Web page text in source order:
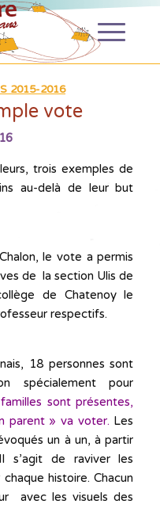
2015-2016
vote
trois exemples de
au-delà de leur but
le vote a permis
de la section Ulis de
de Chatenoy le
respectifs.
18 personnes sont
spécialement pour
sont présentes,
parent » va voter. Les
un à un, à partir
s’agit de raviver les
histoire. Chacun
avec les visuels des